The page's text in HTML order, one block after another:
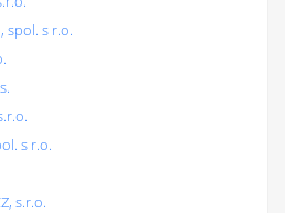
spol. s r.o.
s r.o.
s.r.o.